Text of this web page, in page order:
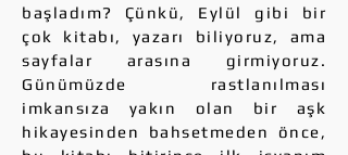
başladım? Çünkü, Eylül gibi bir
çok kitabı, yazarı biliyoruz, ama
sayfalar arasına girmiyoruz.
Günümüzde rastlanılması
imkansıza yakın olan bir aşk
hikayesinden bahsetmeden önce,